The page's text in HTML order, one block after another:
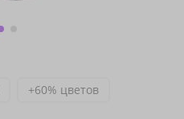
+60% цветов